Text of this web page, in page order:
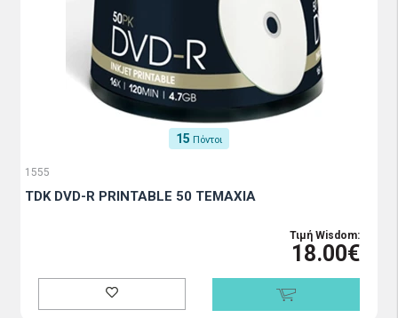
15 Πόντοι
1555
TDK DVD-R PRINTABLE 50 TEMAXIA
Τιμή Wisdom:
18.00€